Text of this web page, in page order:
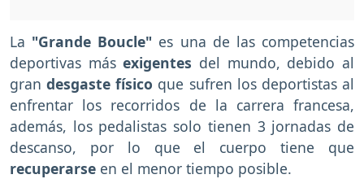
La "Grande Boucle" es una de las competencias
deportivas másexigentes del mundo, debido al
grandesgaste físico que sufren los deportistas al
enfrentar los recorridos de la carrera francesa,
además, los pedalistas solo tienen 3 jornadas de
descanso, por lo que el cuerpo tiene que
recuperarse en el menor tiempo posible.